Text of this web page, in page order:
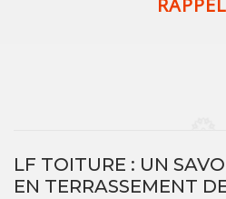
LF TOITURE : UN
EN TERRASSEMENT